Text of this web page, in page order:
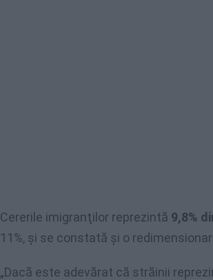
Cererile imigranţilor reprezintă 9,8%
11%, şi se constată şi o
„Dacă este adevărat că străinii